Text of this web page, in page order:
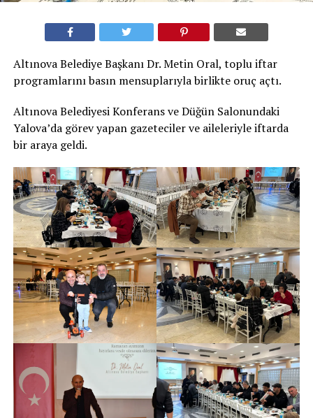
Altınova Belediye Başkanı Dr. Metin Oral, toplu iftar
programlarını basın mensuplarıyla birlikte oruç açtı.
Altınova Belediyesi Konferans ve Düğün Salonundaki
Yalova’da görev yapan gazeteciler ve aileleriyle iftarda
bir araya geldi.